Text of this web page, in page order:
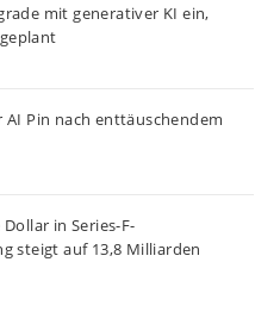
mit generativer KI ein,
Pin nach enttäuschendem
in Series-F-
steigt auf 13,8 Milliarden